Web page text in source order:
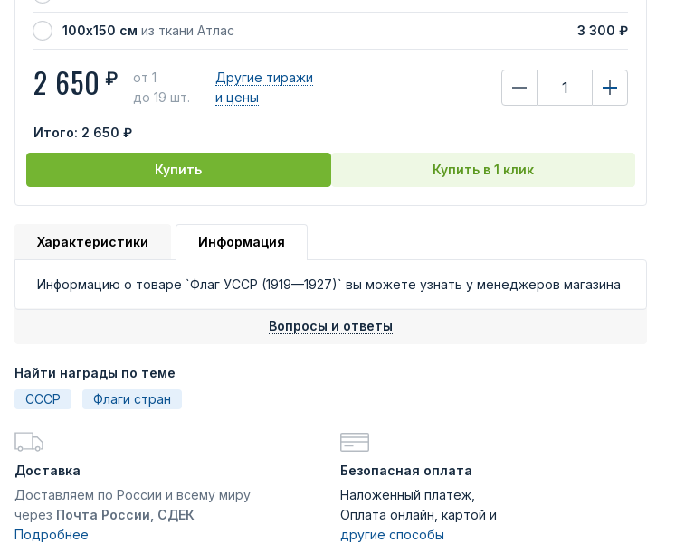
100х150 см из ткани Атлас 3 300 ₽
2 650 ₽
от 1
до 19 шт.
Другие тиражи
и цены
Итого: 2 650 ₽
Купить Купить в 1 клик
Характеристики Информация
Информацию о товаре `Флаг УССР (1919—1927)` вы можете узнать у менеджеров магазина
Вопросы и ответы
Найти награды по теме
СССР
Флаги стран
Доставка
Доставляем по России и всему миру
через Почта России, СДЕК
Подробнее
Безопасная оплата
Наложенный платеж,
Оплата онлайн, картой и
другие способы